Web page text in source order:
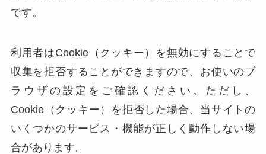
です。
利用者はCookie（クッキー）を無効にすることで
収集を拒否することができますので、お使いのブ
ラウザの設定をご確認ください。ただし、
Cookie（クッキー）を拒否した場合、当サイトの
いくつかのサービス・機能が正しく動作しない場
合があります。